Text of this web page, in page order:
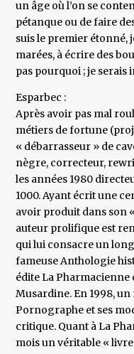
un âge où l’on se
pétanque ou de faire
suis le premier étonné,
marées, à écrire des
pas pourquoi ; je serais
Esparbec :
Après avoir pas mal
métiers de fortune
« débarrasseur » de
nègre, correcteur,
les années 1980
1000. Ayant écrit une
avoir produit dans son
auteur prolifique est
qui lui consacre un
fameuse Anthologie
édite La Pharmacienne
Musardine. En 1998,
Pornographe et ses
critique. Quant à La
mois un véritable «